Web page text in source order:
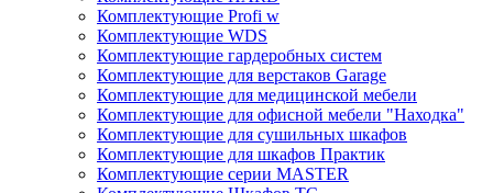
Комплектующие Profi w
Комплектующие WDS
Комплектующие гардеробных систем
Комплектующие для верстаков Garage
Комплектующие для медицинской мебели
Комплектующие для офисной мебели "Находка"
Комплектующие для сушильных шкафов
Комплектующие для шкафов Практик
Комплектующие серии MASTER